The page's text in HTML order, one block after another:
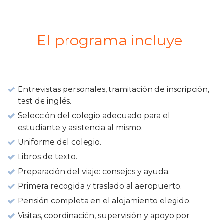
El programa incluye
Entrevistas personales, tramitación de inscripción,
test de inglés.
Selección del colegio adecuado para el
estudiante y asistencia al mismo.
Uniforme del colegio.
Libros de texto.
Preparación del viaje: consejos y ayuda.
Primera recogida y traslado al aeropuerto.
Pensión completa en el alojamiento elegido.
Visitas, coordinación, supervisión y apoyo por